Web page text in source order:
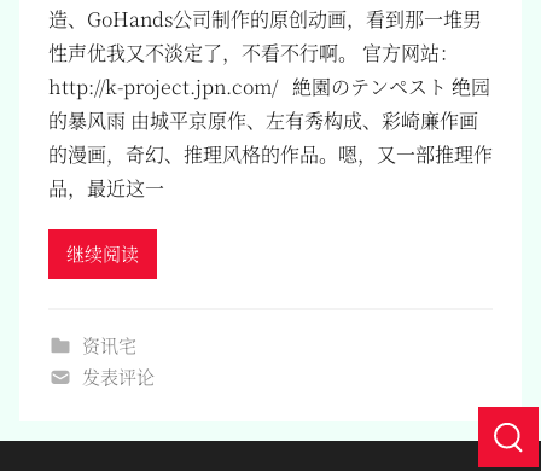
造、GoHands公司制作的原创动画，看到那一堆男
性声优我又不淡定了，不看不行啊。 官方网站：
http://k-project.jpn.com/ 絶園のテンペスト 绝园
的暴风雨 由城平京原作、左有秀构成、彩崎廉作画
的漫画，奇幻、推理风格的作品。嗯，又一部推理作
品，最近这一
继续阅读
资讯宅
发表评论